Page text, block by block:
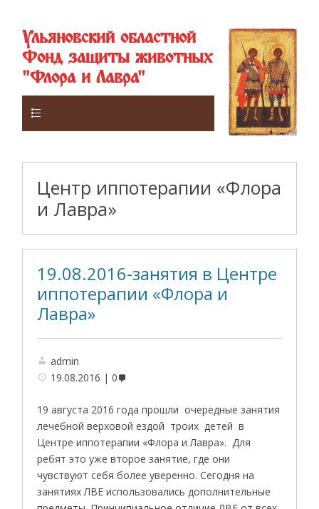
Ульяновский областной
Фонд защиты животных
"Флора и Лавра"
Центр иппотерапии «Флора
и Лавра»
19.08.2016-занятия в Центре
иппотерапии «Флора и
Лавра»
admin
19.08.2016
0
19 августа 2016 года прошли очередные занятия
лечебной верховой ездой троих детей в
Центре иппотерапии «Флора и Лавра». Для
ребят это уже второе занятие, где они
чувствуют себя более уверенно. Сегодня на
занятиях ЛВЕ использовались дополнительные